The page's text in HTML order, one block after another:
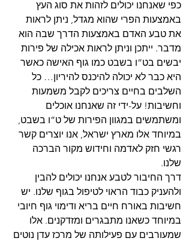
כפי שאנחנו יכולים לזהות את סוג העץ
באמצעות הפרי שהוא מגדל, ניתן לראות
את טבע האדם באמצעות הדרך שבה הוא
מדבר. ייתכן וניתן לראות אכילה של פירות
יבשים בט”ו בשבט כמו גוף האישה כאשר
היא כבר לא יכולה להיכנס להיריון… כל
השלבים בחיים צריכים לקבל משמעות
וחשיבות! על-ידי זה שאנחנו אוכלים
ומשתמשים במגוון הפירות של ט”ו בשבט,
במיוחד אלו מארץ ישראל, אנו יוצרים קשר
רגשי חזק לאדמה וחידוש מקור הברכה
שלנו.
דרך החיבור לטבע אנחנו יכולים להבין
ולהעניק כבוד הראוי לטיפול בגוף שלנו. יש
חשיבות באורח חיים בריא ודימוי גוף חיובי
במיוחד כשאנו מתבגרים ומזדקנים. אלו
שמעורבים עם פעילותה של מרכז עדן נוטים